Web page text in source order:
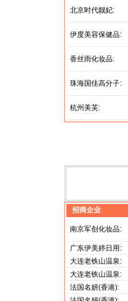
北京时代靓妃:
伊度美容保健品:
香丝雨化妆品:
珠海国佳高分子:
杭州美芙:
招商企业
南京军创化妆品:
广东伊美婷日用:
大连老铁山温泉:
大连老铁山温泉:
法国名妍(香港):